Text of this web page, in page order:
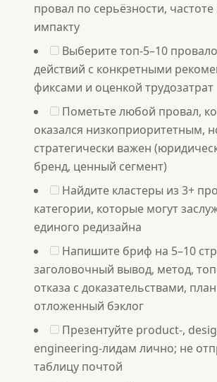
провал по серьёзности,
импакту
Выберите топ-5–10
действий с конкретными
фиксами и оценкой трудозатрат
Пометьте любой провал,
оказался низкоприоритетным,
стратегически важен
бренд, ценный сегмент)
Найдите кластеры из 3+
категории, которые могут
единого редизайна
Напишите бриф на 5–10
заголовочный вывод, метод,
отказа с доказательствами,
отложенный бэклог
Презентуйте product-,
engineering-лидам лично; не
таблицу почтой